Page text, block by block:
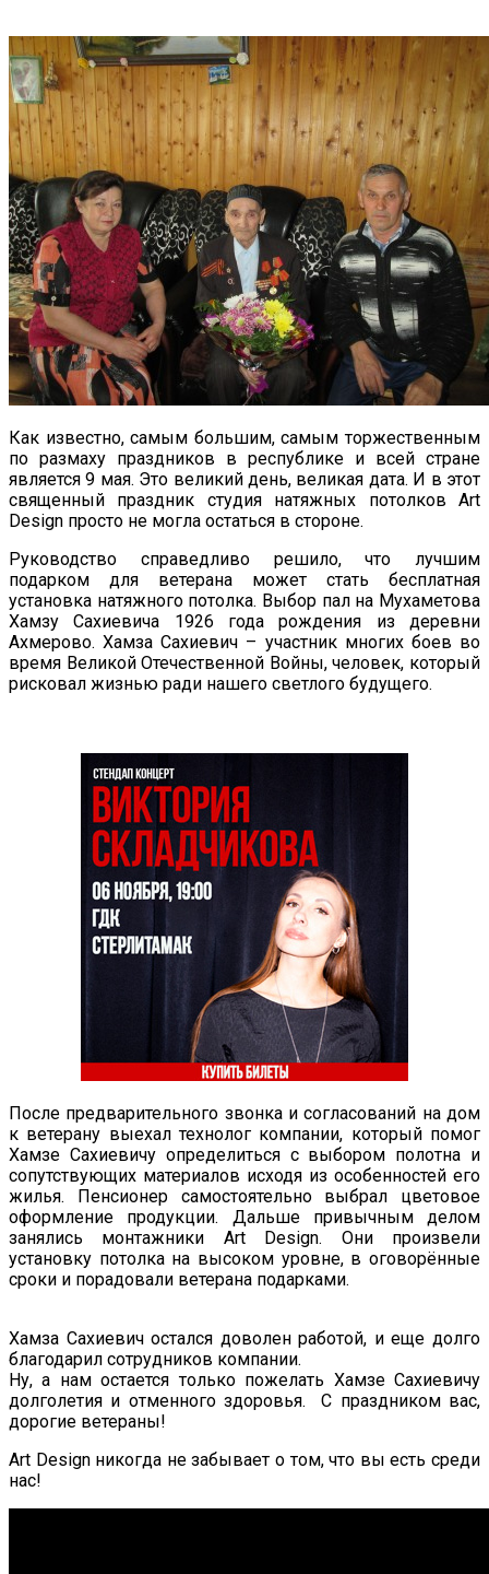
Как известно, самым большим, самым торжественным
по размаху праздников в республике и всей стране
является 9 мая. Это великий день, великая дата. И в этот
священный праздник студия натяжных потолков Art
Design просто не могла остаться в стороне.
Руководство справедливо решило, что лучшим
подарком для ветерана может стать бесплатная
установка натяжного потолка. Выбор пал на Мухаметова
Хамзу Сахиевича 1926 года рождения из деревни
Ахмерово. Хамза Сахиевич – участник многих боев во
время Великой Отечественной Войны, человек, который
рисковал жизнью ради нашего светлого будущего.
После предварительного звонка и согласований на дом
к ветерану выехал технолог компании, который помог
Хамзе Сахиевичу определиться с выбором полотна и
сопутствующих материалов исходя из особенностей его
жилья. Пенсионер самостоятельно выбрал цветовое
оформление продукции. Дальше привычным делом
занялись монтажники Art Design. Они произвели
установку потолка на высоком уровне, в оговорённые
сроки и порадовали ветерана подарками.
Хамза Сахиевич остался доволен работой, и еще долго
благодарил сотрудников компании.
Ну, а нам остается только пожелать Хамзе Сахиевичу
долголетия и отменного здоровья. С праздником вас,
дорогие ветераны!
Art Design никогда не забывает о том, что вы есть среди
нас!